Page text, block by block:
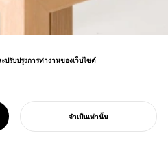
ที่เรียบง่ายรวมกันเป็นฟังก์ชันที่ซับซ้อนด้วย
ความยืดหยุ่นที่ไม่มีขีดจำกัด
ปรับปรุงการทำงานของเว็บไซต์
จำเป็นเท่านั้น